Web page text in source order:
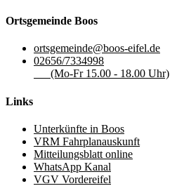
Ortsgemeinde Boos
ortsgemeinde@boos-eifel.de
02656/7334998
(Mo-Fr 15.00 - 18.00 Uhr)
Links
Unterkünfte in Boos
VRM Fahrplanauskunft
Mitteilungsblatt online
WhatsApp Kanal
VGV Vordereifel